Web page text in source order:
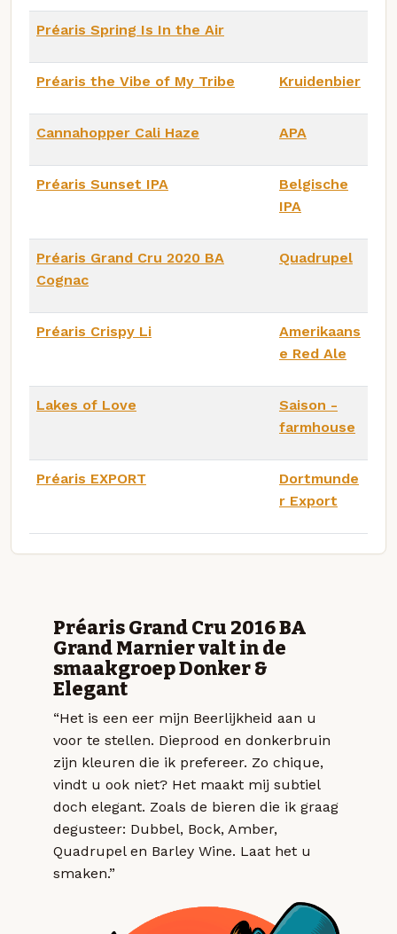
Préaris Spring Is In the Air
Préaris the Vibe of My Tribe Kruidenbier
Cannahopper Cali Haze APA
Préaris Sunset IPA
Belgische
IPA
Préaris Grand Cru 2020 BA
Cognac
Quadrupel
Préaris Crispy Li
Amerikaans
e Red Ale
Lakes of Love
Saison -
farmhouse
Préaris EXPORT
Dortmunde
r Export
Préaris Grand Cru 2016 BA
Grand Marnier valt in de
smaakgroep Donker &
Elegant
“Het is een eer mijn Beerlijkheid aan u
voor te stellen. Dieprood en donkerbruin
zijn kleuren die ik prefereer. Zo chique,
vindt u ook niet? Het maakt mij subtiel
doch elegant. Zoals de bieren die ik graag
degusteer: Dubbel, Bock, Amber,
Quadrupel en Barley Wine. Laat het u
smaken.”